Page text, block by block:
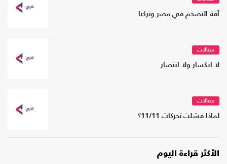
آفة التضخم في مصر وتركيا
مقالات
لا انكسار ولا انتصار
مقالات
لماذا فشلت تحركات 11/11؟
الأكثر قراءة اليوم